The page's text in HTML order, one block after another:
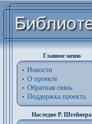
Главное меню
Новости
О проекте
Обратная связь
Поддержка проекта
Наследие Р. Штейнера